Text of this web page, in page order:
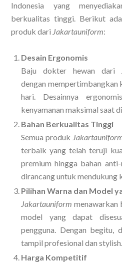
Indonesia yang
berkualitas tinggi. Berikut
produk dari Jakartauniform:
Desain Ergonomis
Baju dokter hewan dari
dengan mempertimbangkan
hari. Desainnya
kenyamanan maksimal saat
Bahan Berkualitas Tinggi
Semua produk
terbaik yang telah teruji
premium hingga bahan
dirancang untuk mendukung
Pilihan Warna dan Model
Jakartauniform menawarkan
model yang dapat
pengguna. Dengan begitu,
tampil profesional dan stylish.
Harga Kompetitif